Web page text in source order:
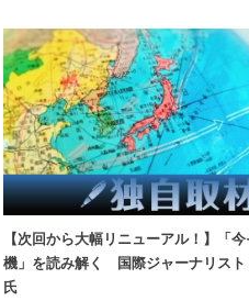
【次回から大幅リニューアル！】「
機」を読み解く 国際ジャーナリスト
氏